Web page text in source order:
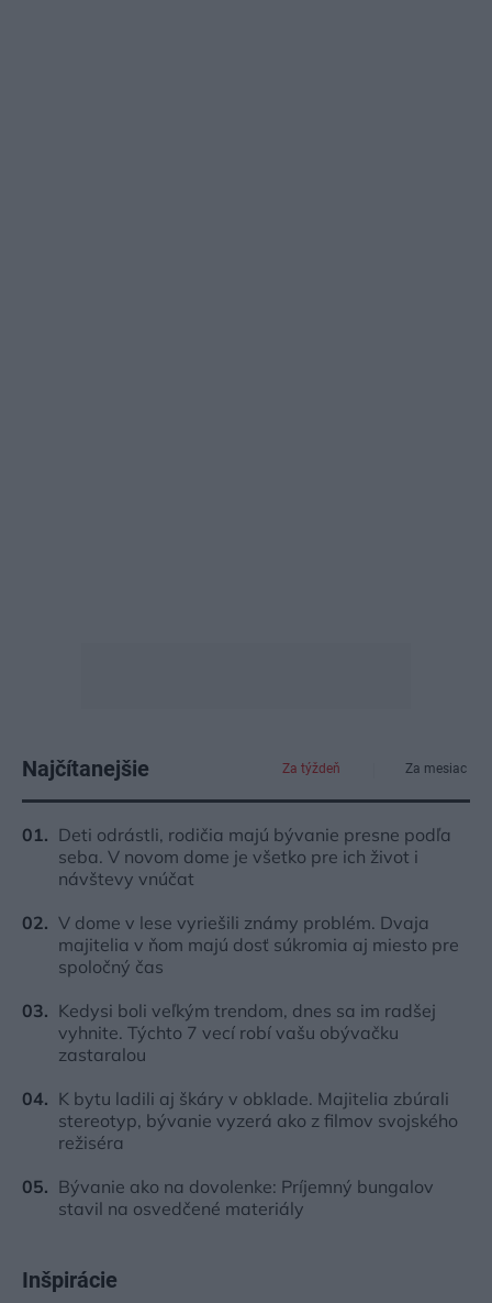
Najčítanejšie Za týždeň Za mesiac
Deti odrástli, rodičia majú bývanie presne podľa
seba. V novom dome je všetko pre ich život i
návštevy vnúčat
V dome v lese vyriešili známy problém. Dvaja
majitelia v ňom majú dosť súkromia aj miesto pre
spoločný čas
Kedysi boli veľkým trendom, dnes sa im radšej
vyhnite. Týchto 7 vecí robí vašu obývačku
zastaralou
K bytu ladili aj škáry v obklade. Majitelia zbúrali
stereotyp, bývanie vyzerá ako z filmov svojského
režiséra
Bývanie ako na dovolenke: Príjemný bungalov
stavil na osvedčené materiály
Inšpirácie